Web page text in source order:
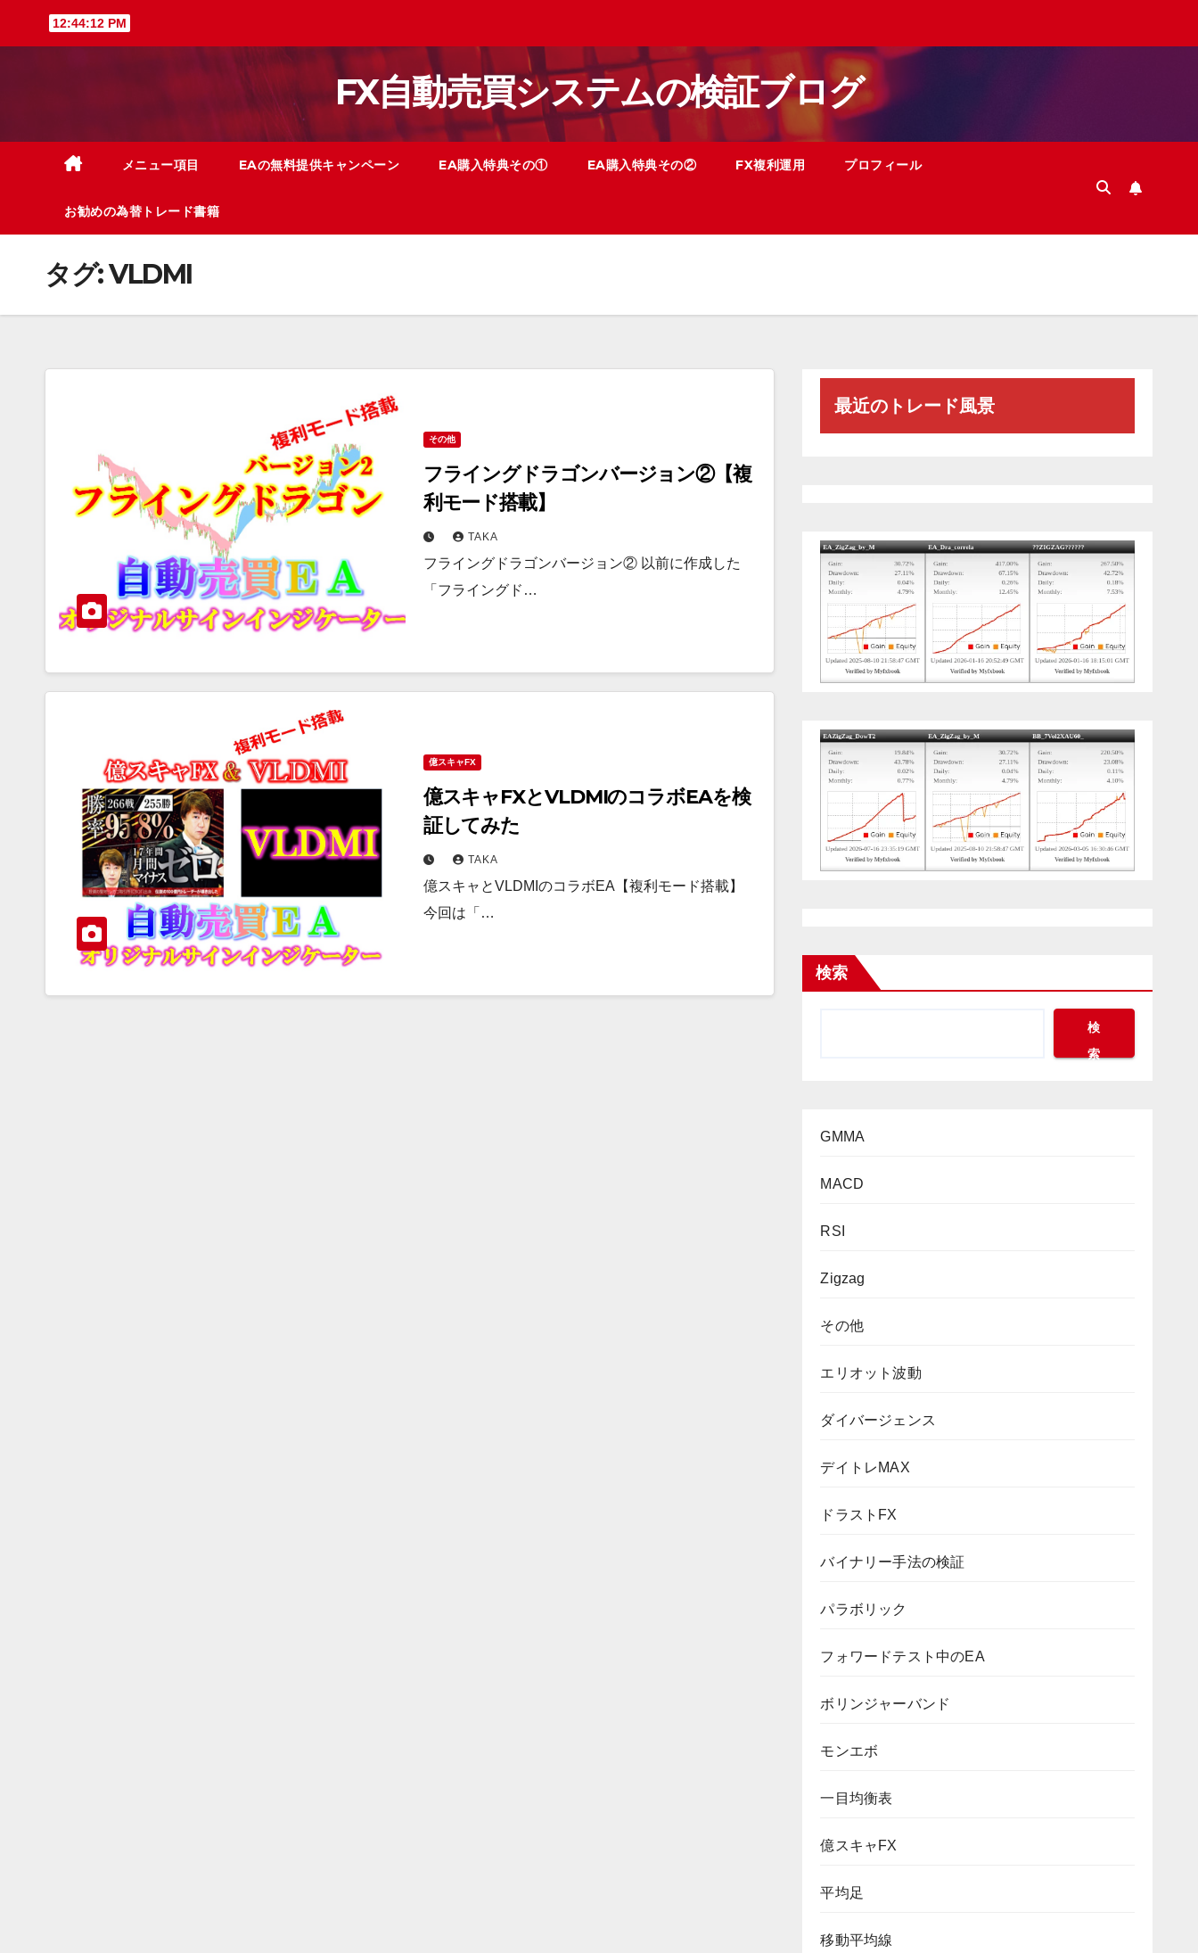
12:44:13 PM
FX自動売買システムの検証ブログ
メニュー項目 EAの無料提供キャンペーン EA購入特典その① EA購入特典その② FX複利運用 プロフィール
お勧めの為替トレード書籍
タグ:VLDMI
その他
フライングドラゴンバージョン②【複
利モード搭載】
TAKA
フライングドラゴンバージョン② 以前に作成した
「フライングド…
億スキャFX
億スキャFXとVLDMIのコラボEAを検
証してみた
TAKA
億スキャとVLDMIのコラボEA【複利モード搭載】
今回は「…
最近のトレード風景
検索
検
索
GMMA
MACD
RSI
Zigzag
その他
エリオット波動
ダイバージェンス
デイトレMAX
ドラストFX
バイナリー手法の検証
パラボリック
フォワードテスト中のEA
ボリンジャーバンド
モンエボ
一目均衡表
億スキャFX
平均足
移動平均線